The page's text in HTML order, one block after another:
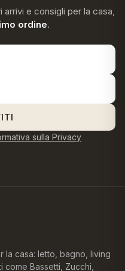
e consigli per la casa,
ordine.
sulla Privacy
la casa: letto, bagno, living
come Bassetti, Zucchi,